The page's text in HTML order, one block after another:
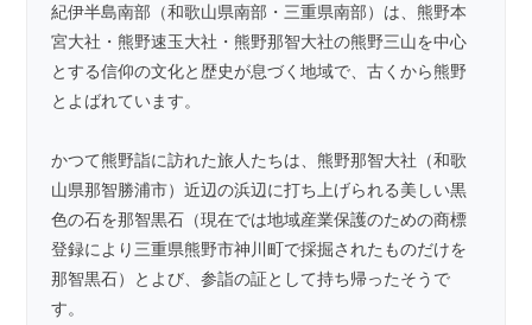
紀伊半島南部（和歌山県南部・三重県南部）は、熊野本
宮大社・熊野速玉大社・熊野那智大社の熊野三山を中心
とする信仰の文化と歴史が息づく地域で、古くから熊野
とよばれています。
かつて熊野詣に訪れた旅人たちは、熊野那智大社（和歌
山県那智勝浦市）近辺の浜辺に打ち上げられる美しい黒
色の石を那智黒石（現在では地域産業保護のための商標
登録により三重県熊野市神川町で採掘されたものだけを
那智黒石）とよび、参詣の証として持ち帰ったそうで
す。